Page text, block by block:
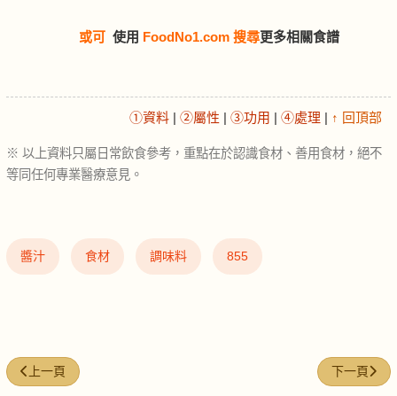
或可 使用 FoodNo1.com 搜尋更多相關食譜
①資料 | ②屬性 | ③功用 | ④處理 | ↑ 回頂部
※ 以上資料只屬日常飲食參考，重點在於認識食材、善用食材，絕不
等同任何專業醫療意見。
醬汁 食材 調味料 855
上一篇文章: 火雞肉 (Turkey)
上一頁 下一篇文
下一頁